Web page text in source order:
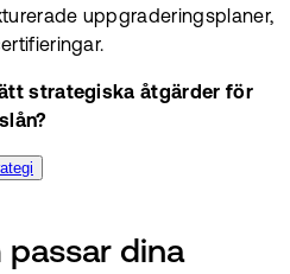
uppgraderingsplaner,
strategiska åtgärder för
passar dina